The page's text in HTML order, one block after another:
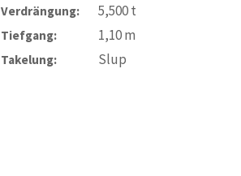
Verdrängung: 5,500t
Tiefgang: 1,10m
Takelung: Slup